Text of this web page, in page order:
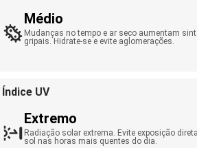
Médio
Mudanças no tempo e ar seco aumentam
gripais. Hidrate-se e evite aglomerações.
Índice UV
Extremo
Radiação solar extrema. Evite exposição
sol nas horas mais quentes do dia.